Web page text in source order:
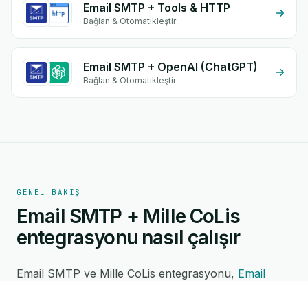
Email SMTP + Tools & HTTP
Bağlan & Otomatikleştir
Email SMTP + OpenAI (ChatGPT)
Bağlan & Otomatikleştir
GENEL BAKIŞ
Email SMTP + Mille CoLis
entegrasyonu nasıl çalışır
Email SMTP ve Mille CoLis entegrasyonu, Email